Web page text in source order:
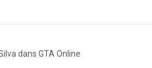
dans GTA Online